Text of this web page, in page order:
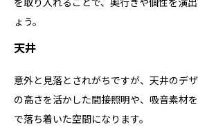
ょう。
天井
意外と見落とされがちですが、天井のデ
の高さを活かした間接照明や、吸音素材
で落ち着いた空間になります。